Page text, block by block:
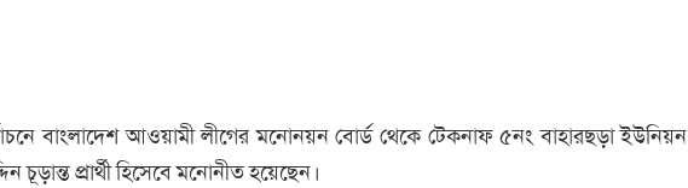
বাংলাদেশ আওয়ামী লীগের মনোনয়ন বোর্ড থেকে টেকনাফ ৫নং বাহারছড়া ইউনিয়ন
প্রার্থী হিসেবে মনোনীত হয়েছেন।